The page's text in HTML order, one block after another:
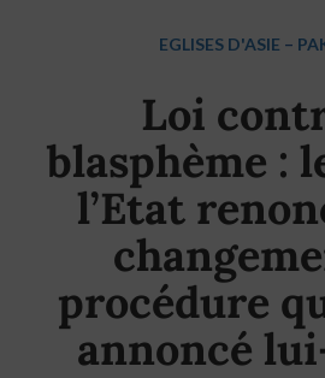
EGLISES D'ASIE –
Loi
blasphème :
l’Etat
procédure
annoncé